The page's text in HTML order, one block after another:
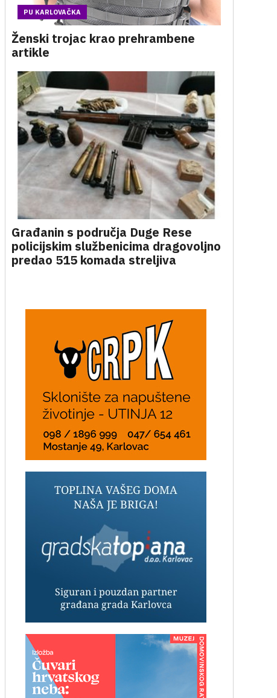
PU KARLOVAČKA
Ženski trojac krao prehrambene
artikle
Građanin s područja Duge Rese
policijskim službenicima dragovoljno
predao 515 komada streljiva